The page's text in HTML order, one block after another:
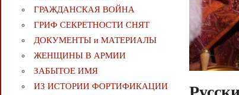
ГРАЖДАНСКАЯ ВОЙНА
ГРИФ СЕКРЕТНОСТИ СНЯТ
ДОКУМЕНТЫ и МАТЕРИАЛЫ
ЖЕНЩИНЫ В АРМИИ
ЗАБЫТОЕ ИМЯ
ИЗ ИСТОРИИ ФОРТИФИКАЦИИ